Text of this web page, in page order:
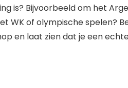
is? Bijvoorbeeld om het
WK of olympische spelen?
en laat zien dat je een